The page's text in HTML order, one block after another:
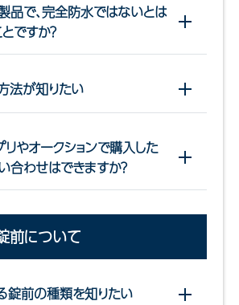
品で、完全防水ではないとは
ですか？
開閉する
法が知りたい 開閉する
リやオークションで購入した
合わせはできますか？
開閉する
前について
錠前の種類を知りたい 開閉する